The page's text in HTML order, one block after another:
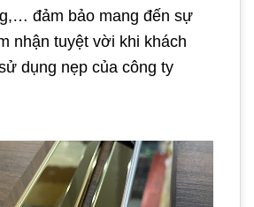
đảm bảo mang đến sự
nhận tuyệt vời khi khách
dụng nẹp của công ty